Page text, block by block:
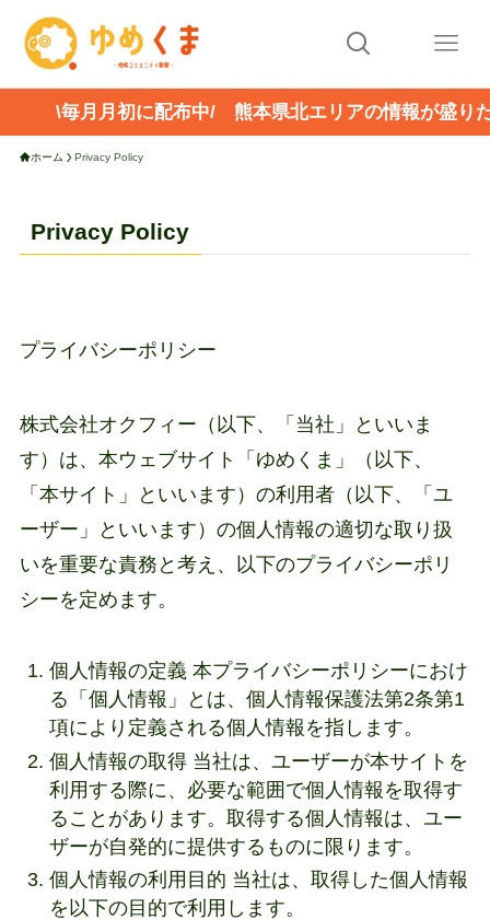
\毎月月初に配布中/ 熊本県北エリアの情報が盛り
ホーム Privacy Policy
Privacy Policy
プライバシーポリシー
株式会社オクフィー（以下、「当社」といいま
す）は、本ウェブサイト「ゆめくま」（以下、
「本サイト」といいます）の利用者（以下、「ユ
ーザー」といいます）の個人情報の適切な取り扱
いを重要な責務と考え、以下のプライバシーポリ
シーを定めます。
個人情報の定義 本プライバシーポリシーにおけ
る「個人情報」とは、個人情報保護法第2条第1
項により定義される個人情報を指します。
個人情報の取得 当社は、ユーザーが本サイトを
利用する際に、必要な範囲で個人情報を取得す
ることがあります。取得する個人情報は、ユー
ザーが自発的に提供するものに限ります。
個人情報の利用目的 当社は、取得した個人情報
を以下の目的で利用します。